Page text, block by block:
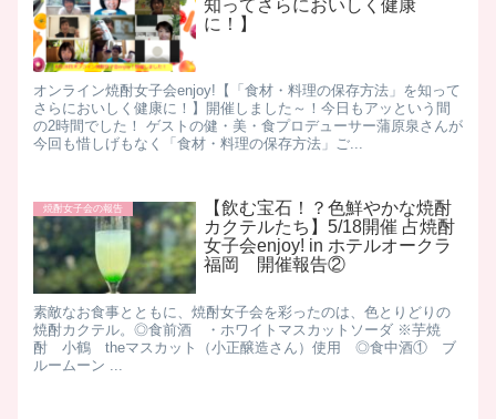
知ってさらにおいしく健康
に！】
オンライン焼酎女子会enjoy!【「食材・料理の保存方法」を知って
さらにおいしく健康に！】開催しました～！今日もアッという間
の2時間でした！ ゲストの健・美・食プロデューサー蒲原泉さんが
今回も惜しげもなく「食材・料理の保存方法」ご...
焼酎女子会の報告
【飲む宝石！？色鮮やかな焼酎
カクテルたち】5/18開催 占焼酎
女子会enjoy! in ホテルオークラ
福岡 開催報告②
​素敵なお食事とともに、焼酎女子会を彩ったのは、色とりどりの
焼酎カクテル。 ​​◎食前酒 ・ホワイトマスカットソーダ ※芋焼
酎 小鶴 theマスカット（小正醸造さん）使用 ​ ◎食中酒① ブ
ルームーン ...